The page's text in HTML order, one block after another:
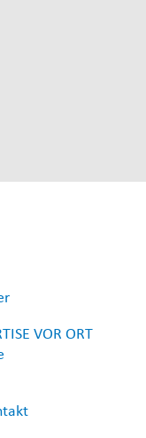
VOR ORT